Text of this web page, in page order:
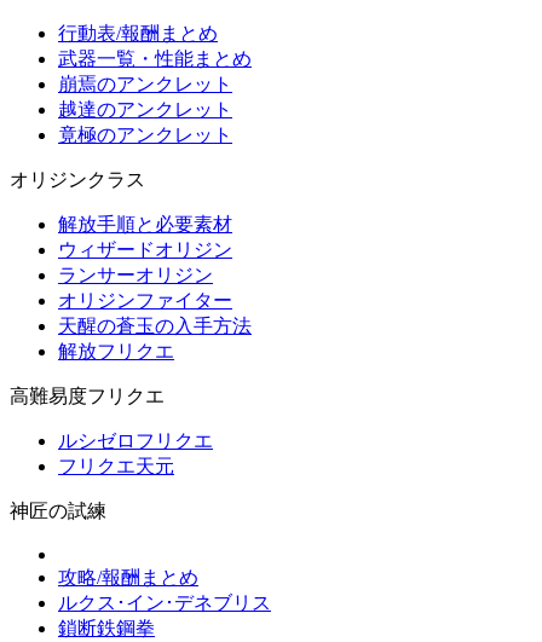
行動表/報酬まとめ
武器一覧・性能まとめ
崩焉のアンクレット
越達のアンクレット
竟極のアンクレット
オリジンクラス
解放手順と必要素材
ウィザードオリジン
ランサーオリジン
オリジンファイター
天醒の蒼玉の入手方法
解放フリクエ
高難易度フリクエ
ルシゼロフリクエ
フリクエ天元
神匠の試練
攻略/報酬まとめ
ルクス･イン･デネブリス
鎖断鉄鋼拳